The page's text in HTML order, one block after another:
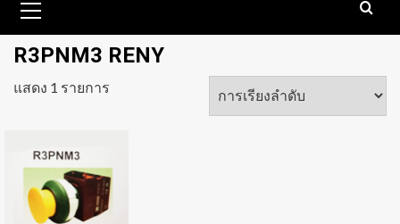
Menu
R3PNM3 RENY
แสดง 1 รายการ